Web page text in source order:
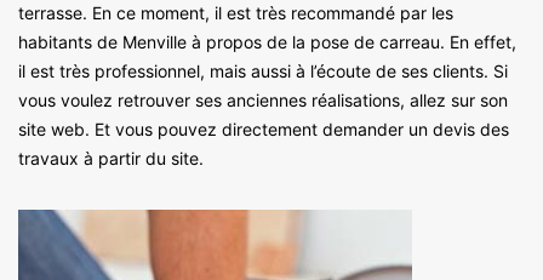
terrasse. En ce moment, il est très recommandé par les
habitants de Menville à propos de la pose de carreau. En effet,
il est très professionnel, mais aussi à l’écoute de ses clients. Si
vous voulez retrouver ses anciennes réalisations, allez sur son
site web. Et vous pouvez directement demander un devis des
travaux à partir du site.